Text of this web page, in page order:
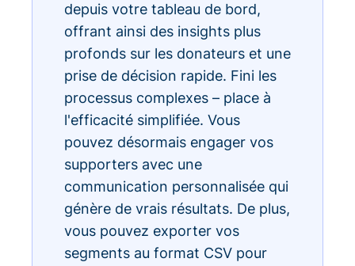
depuis votre tableau de bord,
offrant ainsi des insights plus
profonds sur les donateurs et une
prise de décision rapide. Fini les
processus complexes – place à
l'efficacité simplifiée. Vous
pouvez désormais engager vos
supporters avec une
communication personnalisée qui
génère de vrais résultats. De plus,
vous pouvez exporter vos
segments au format CSV pour